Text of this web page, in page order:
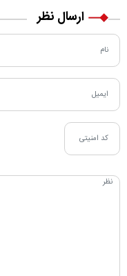
ارسال نظر